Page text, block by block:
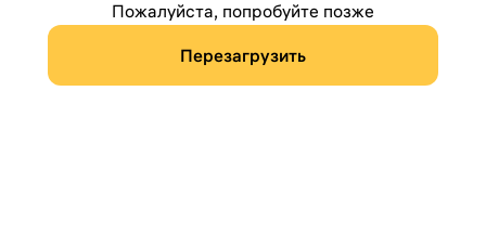
Пожалуйста, попробуйте позже
Перезагрузить